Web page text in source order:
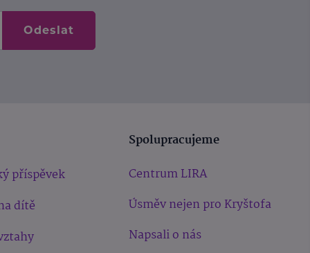
Odeslat
příspěvek
dítě
Spolupracujeme
Centrum LIRA
Úsměv nejen pro Kryštofa
Napsali o nás